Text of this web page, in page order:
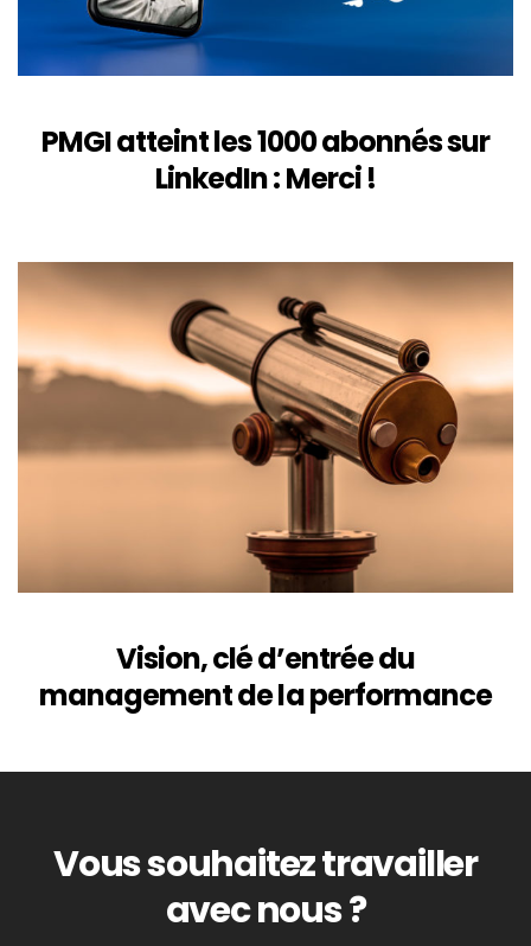
PMGI atteint les 1000 abonnés sur
LinkedIn : Merci !
Vision, clé d’entrée du
management de la performance
Vous souhaitez travailler
avec nous ?